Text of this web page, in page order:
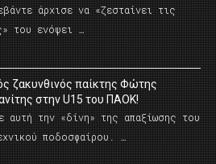
άρχισε να «ζεσταίνει τις
του ενόψει …
ζακυνθινός παίκτης Φώτης
στην U15 του ΠΑΟΚ!
αυτή την «δίνη» της απαξίωσης του
ποδοσφαίρου. …